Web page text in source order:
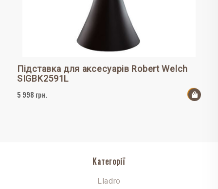
Підставка для аксесуарів Robert Welch
SIGBK2591L
5 998 грн.
До
Категорії
Lladro